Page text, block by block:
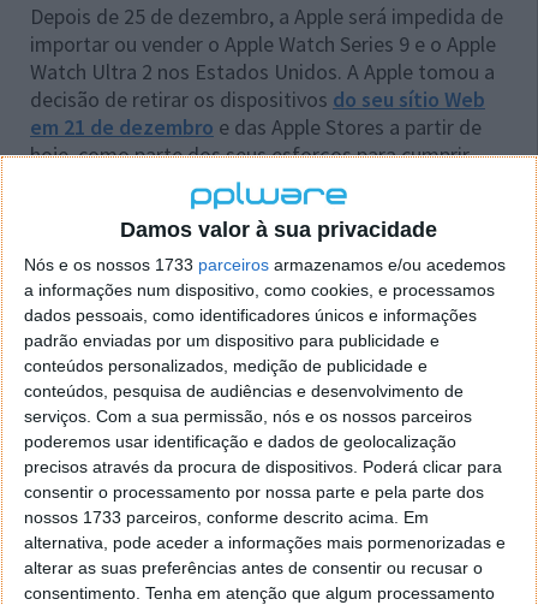
Damos valor à sua privacidade
Nós e os nossos 1733 parceiros armazenamos e/ou acedemos
a informações num dispositivo, como cookies, e processamos
dados pessoais, como identificadores únicos e informações
padrão enviadas por um dispositivo para publicidade e
conteúdos personalizados, medição de publicidade e
conteúdos, pesquisa de audiências e desenvolvimento de
serviços. Com a sua permissão, nós e os nossos parceiros
poderemos usar identificação e dados de geolocalização
precisos através da procura de dispositivos. Poderá clicar para
consentir o processamento por nossa parte e pela parte dos
nossos 1733 parceiros, conforme descrito acima. Em
alternativa, pode aceder a informações mais pormenorizadas e
alterar as suas preferências antes de consentir ou recusar o
consentimento. Tenha em atenção que algum processamento
Depois de 25 de dezembro, a Apple será impedida de
importar ou vender o Apple Watch Series 9 e o Apple
Watch Ultra 2 nos Estados Unidos. A Apple tomou a
decisão de retirar os dispositivos do seu sítio Web
em 21 de dezembro e das Apple Stores a partir de
hoje, como parte dos seus esforços para cumprir
"preventivamente" a decisão da ITC.
Será que Biden vai "dar a mão" à Apple?